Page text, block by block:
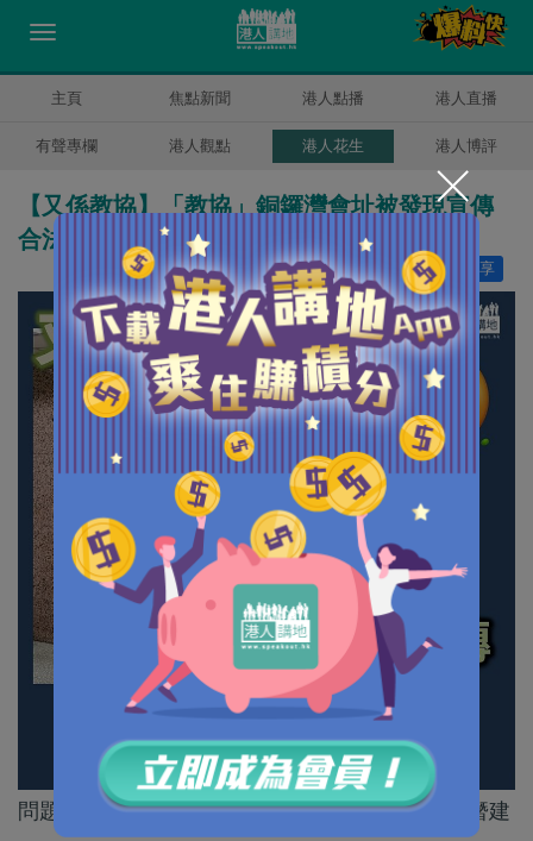
主頁 焦點新聞 港人點播 港人直播
有聲專欄 港人觀點 港人花生 港人博評
【又係教協】「教協」銅鑼灣會址被發現宣傳
合法性成疑集會
分享
讚好 9
問題天天都多的「教協」，其多個會址早前捲入僭建